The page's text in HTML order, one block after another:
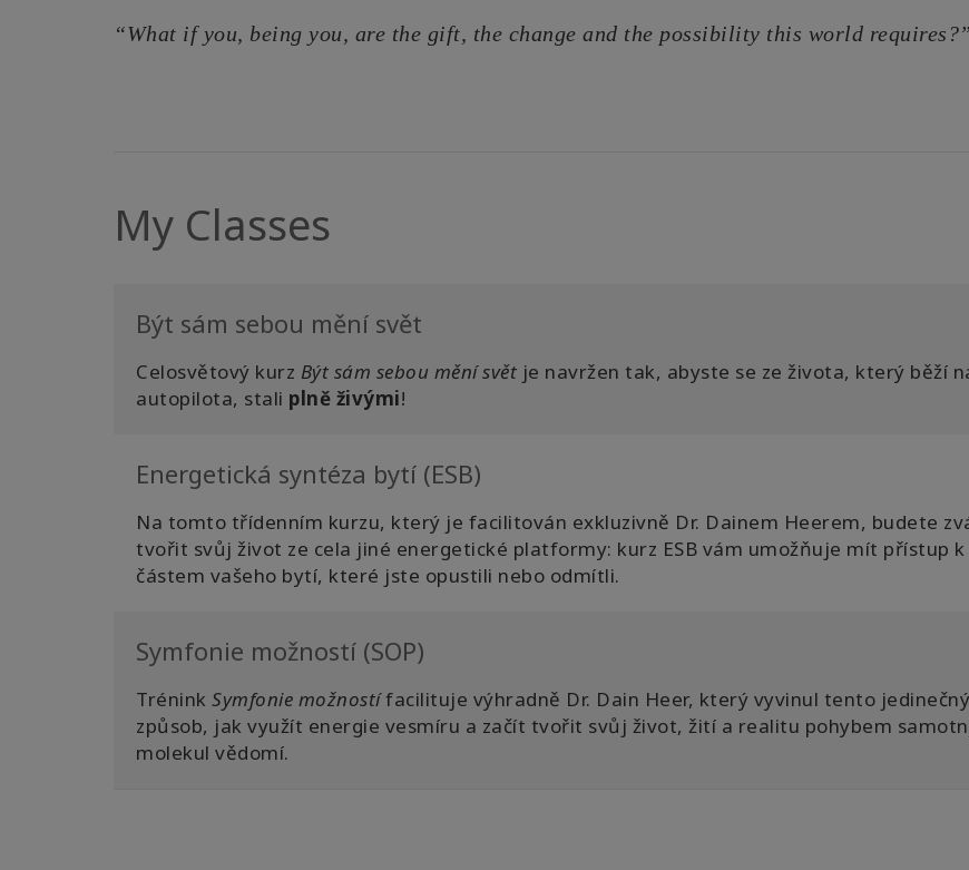
“What if you, being you, are the gift, the change and the possibility this world requires?”
My Classes
Být sám sebou mění svět
Celosvětový kurz Být sám sebou mění svět je navržen tak, abyste se ze života, který běží
autopilota, stali plně živými!
Energetická syntéza bytí (ESB)
Na tomto třídenním kurzu, který je facilitován exkluzivně Dr. Dainem Heerem, budete
tvořit svůj život ze cela jiné energetické platformy: kurz ESB vám umožňuje mít přístup
částem vašeho bytí, které jste opustili nebo odmítli.
Symfonie možností (SOP)
Trénink Symfonie možnostífacilituje výhradně Dr. Dain Heer, který vyvinul tento jedinečný
způsob, jak využít energie vesmíru a začít tvořit svůj život, žití a realitu pohybem
molekul vědomí.